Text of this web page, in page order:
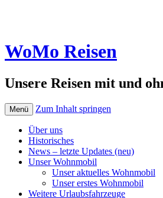
WoMo Reisen
Unsere Reisen mit und
Menü Zum Inhalt springen
Über uns
Historisches
News – letzte Updates (neu)
Unser Wohnmobil
Unser aktuelles Wohnmobil
Unser erstes Wohnmobil
Weitere Urlaubsfahrzeuge